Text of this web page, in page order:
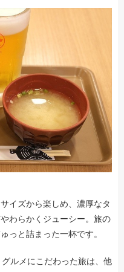
イズから楽しめ、濃厚なタ
わらかくジューシー。旅の
っと詰まった一杯です。
ルメにこだわった旅は、他